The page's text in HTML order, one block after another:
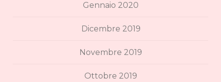
Gennaio 2020
Dicembre 2019
Novembre 2019
Ottobre 2019